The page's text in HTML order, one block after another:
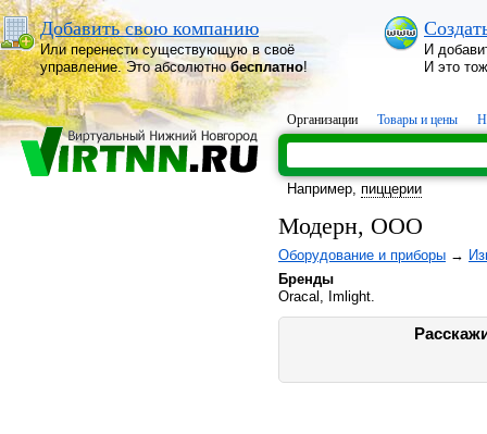
Добавить свою компанию
Или перенести существующую в своё
управление. Это абсолютнобесплатно!
И
И это
Организации Товары и цены
Например, пиццерии
Модерн, ООО
Оборудование и приборы →
Бренды
Oracal, Imlight.